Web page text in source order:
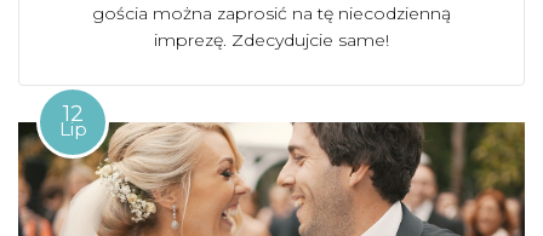
gościa można zaprosić na tę niecodzienną
imprezę. Zdecydujcie same!
12
Lip